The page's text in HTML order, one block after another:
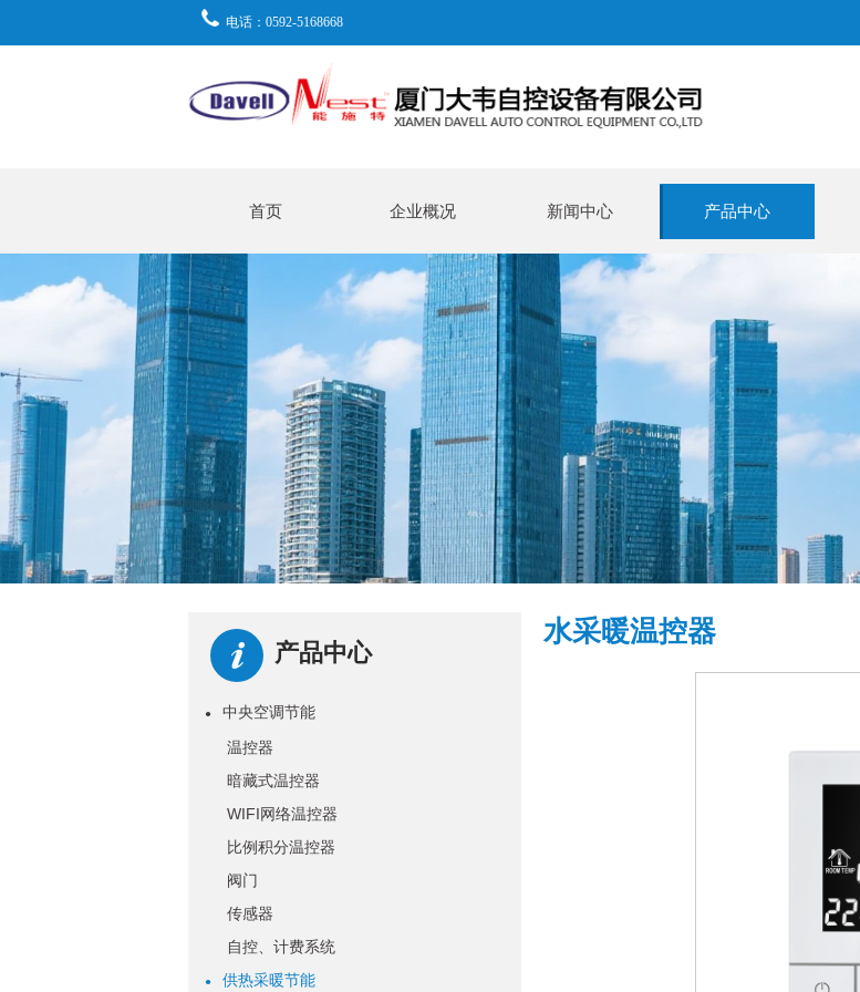
电话：0592-5168668
首页 企业概况 新闻中心 产品中心
产品中心
●
中央空调节能
温控器
暗藏式温控器
WIFI网络温控器
比例积分温控器
阀门
传感器
自控、计费系统
● 供热采暖节能
水采暖温控器